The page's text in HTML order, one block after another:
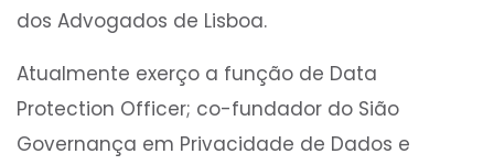
dos Advogados de Lisboa.
Atualmente exerço a função de Data
Protection Officer; co-fundador do Sião
Governança em Privacidade de Dados e